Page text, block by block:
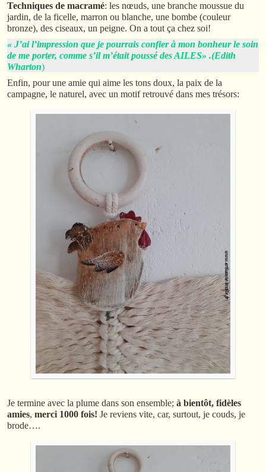
Techniques de macramé: les nœuds, une branche moussue du
jardin, de la ficelle, marron ou blanche, une bombe (couleur
bronze), des ciseaux, un peigne. On a tout ça chez soi!
« J’ai l’impression que je pourrais confier à mon bonheur le soin
de me porter, comme s’il m’était poussé des AILES» .(Edith
Wharton)
Enfin, pour une amie qui aime les tons doux, la paix de la
campagne, le naturel, avec un motif retrouvé dans mes trésors:
Je termine avec la plume dans son ensemble; à bientôt, fidèles
amies, merci 1000 fois! Je reviens vite, car, surtout, je couds, je
brode….